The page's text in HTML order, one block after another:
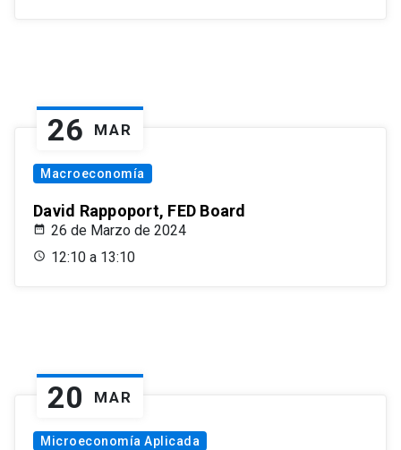
26 MAR
Macroeconomía
David Rappoport, FED Board
26 de Marzo de 2024
12:10 a 13:10
20 MAR
Microeconomía Aplicada